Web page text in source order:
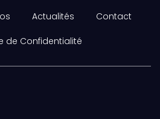
Actualités Contact
de Confidentialité